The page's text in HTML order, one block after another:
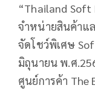
“Thailand Soft
จำหน่ายสินค้าแ
จัดโชว์พิเศษ
มิถุนายน พ.ศ
ศูนย์การค้า The